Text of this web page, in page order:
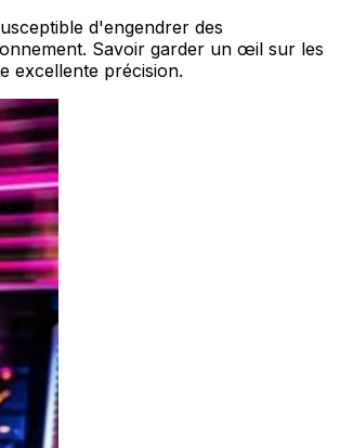
d'engendrer des
Savoir garder un œil sur les
excellente précision.